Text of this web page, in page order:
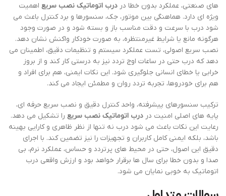
های صنعتی، عملکرد بدون خطا در درب اتوماتیک نصب سریع اهمیت
ویژه ای دارد. هماهنگی بین موتور، جک، سنسورها و برد کنترل باعث می
شود درب با سرعت و دقت مناسب باز و بسته شود و در صورت وجود
هرگونه مانع یا شرایط غیرمنتظره، به صورت خودکار واکنش نشان دهد.
نصب سریع اصولی، تست عملکرد سیستم و تنظیمات دقیق، اطمینان می
دهد که درب حتی در ساعات اوج تردد نیز به درستی کار کند و از بروز
خرابی یا خطای انسانی جلوگیری شود. این نکات ایمنی، هم برای افراد و
هم برای خودروها، تجربه تردد روان و مطمئن ایجاد می کند.
ترکیب سنسورهای پیشرفته، واحد کنترل دقیق و نصب سریع حرفه ای،
پایه های اصلی امنیت در درب اتوماتیک نصب سریع را تشکیل می دهد.
رعایت این نکات باعث می شود درب نه تنها از نظر ظاهری و کارایی بهینه
باشد، بلکه ایمنی کامل کاربران و تجهیزات را نیز تضمین کند. با اجرای
دقیق این اصول، حتی در محیط های پرتردد و حساس، عملکرد نرم، بی
صدا و بدون خطا برای سال ها برقرار خواهد بود و ارزش واقعی درب
اتوماتیک به خوبی نمایان می شود.